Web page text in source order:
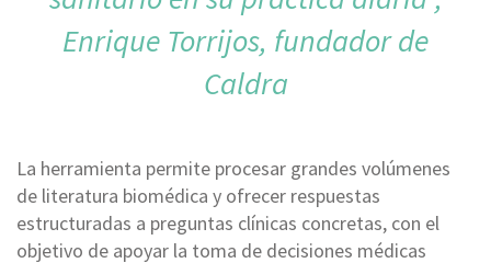
Enrique Torrijos, fundador de
Caldra
La herramienta permite procesar grandes volúmenes
de literatura biomédica y ofrecer respuestas
estructuradas a preguntas clínicas concretas, con el
objetivo de apoyar la toma de decisiones médicas